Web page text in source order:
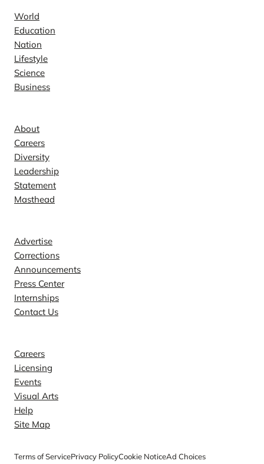
World
Education
Nation
Lifestyle
Science
Business
About
Careers
Diversity
Leadership
Statement
Masthead
Advertise
Corrections
Announcements
Press Center
Internships
Contact Us
Careers
Licensing
Events
Visual Arts
Help
Site Map
Terms of ServicePrivacy PolicyCookie NoticeAd Choices